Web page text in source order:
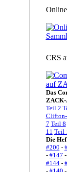
CRS
Das
Teil 2
7 Teil 8
11 Teil
Die
#200 -
- #147 -
#144-